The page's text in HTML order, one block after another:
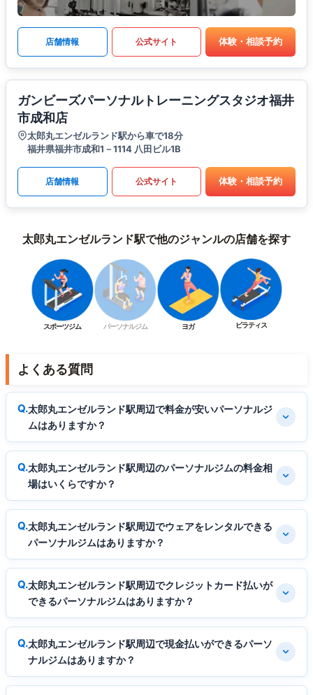
店舗情報 公式サイト 体験・相談予約
ガンビーズパーソナルトレーニングスタジオ福井
市成和店
太郎丸エンゼルランド駅から車で18分
福井県福井市成和1－1114 八田ビル1B
店舗情報 公式サイト 体験・相談予約
太郎丸エンゼルランド駅で他のジャンルの店舗を探す
スポーツジム パーソナルジム ヨガ ピラティス
よくある質問
太郎丸エンゼルランド駅周辺で料金が安いパーソナルジ
ムはありますか？
太郎丸エンゼルランド駅周辺のパーソナルジムの料金相
場はいくらですか？
太郎丸エンゼルランド駅周辺でウェアをレンタルできる
パーソナルジムはありますか？
太郎丸エンゼルランド駅周辺でクレジットカード払いが
できるパーソナルジムはありますか？
太郎丸エンゼルランド駅周辺で現金払いができるパーソ
ナルジムはありますか？